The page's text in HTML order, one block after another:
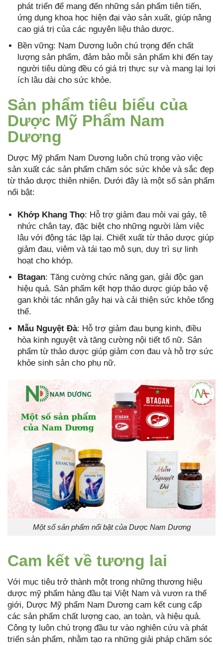
phát triển để mang đến những sản phẩm tiên tiến,
ứng dụng khoa học hiện đại vào sản xuất, giúp nâng
cao giá trị của các nguyên liệu thảo dược.
Bền vững: Nam Dương luôn chú trọng đến chất
lượng sản phẩm, đảm bảo mỗi sản phẩm khi đến tay
người tiêu dùng đều có giá trị thực sự và mang lại lợi
ích lâu dài cho sức khỏe.
Sản phẩm tiêu biểu của
Dược Mỹ Phẩm Nam
Dương
Dược Mỹ phẩm Nam Dương luôn chú trọng vào việc
sản xuất các sản phẩm chăm sóc sức khỏe và sắc đẹp
từ thảo dược thiên nhiên. Dưới đây là một số sản phẩm
nổi bật:
Khớp Khang Thọ: Hỗ trợ giảm đau mỏi vai gáy, tê
nhức chân tay, đặc biệt cho những người làm việc
lâu với động tác lặp lại. Chiết xuất từ thảo dược giúp
giảm đau, viêm và tái tạo mô sụn, duy trì sự linh
hoạt cho khớp.
Btagan: Tăng cường chức năng gan, giải độc gan
hiệu quả. Sản phẩm kết hợp thảo dược giúp bảo vệ
gan khỏi tác nhân gây hại và cải thiện sức khỏe tổng
thể.
Mẫu Nguyệt Đà: Hỗ trợ giảm đau bụng kinh, điều
hòa kinh nguyệt và tăng cường nội tiết tố nữ. Sản
phẩm từ thảo dược giúp giảm cơn đau và hỗ trợ sức
khỏe sinh sản cho phụ nữ.
Một số sản phẩm nổi bật của Dược Nam Dương
Cam kết về tương lai
Với mục tiêu trở thành một trong những thương hiệu
dược mỹ phẩm hàng đầu tại Việt Nam và vươn ra thế
giới, Dược Mỹ phẩm Nam Dương cam kết cung cấp
các sản phẩm chất lượng cao, an toàn, và hiệu quả.
Công ty luôn chú trọng đầu tư vào nghiên cứu và phát
triển sản phẩm, nhằm tạo ra những giải pháp chăm sóc